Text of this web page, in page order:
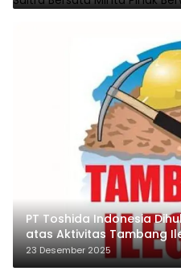
PT Toshida Indonesia
atas Aktivitas Tambang
23 Desember 2025